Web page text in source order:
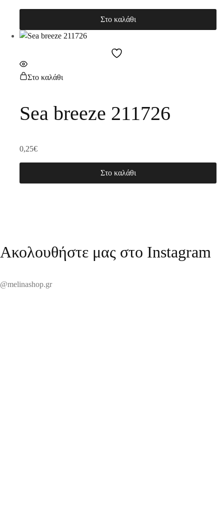
Στο καλάθι
Στο καλάθι
Sea breeze 211726
0,25€
Στο καλάθι
Ακολουθήστε μας στο Instagram
@melinashop.gr